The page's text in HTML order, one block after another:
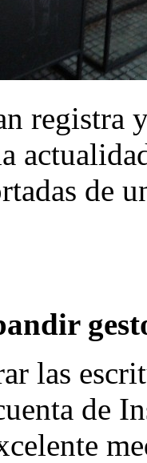
registra
de
las
de